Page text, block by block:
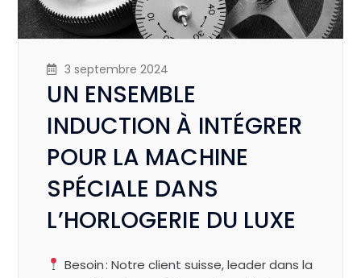
3 septembre 2024
UN ENSEMBLE
INDUCTION À INTÉGRER
POUR LA MACHINE
SPÉCIALE DANS
L’HORLOGERIE DU LUXE
Besoin : Notre client suisse, leader dans la